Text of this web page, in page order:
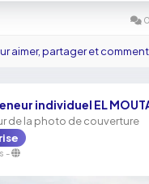
aimer, partager et
individuel EL
de la photo de couverture
-